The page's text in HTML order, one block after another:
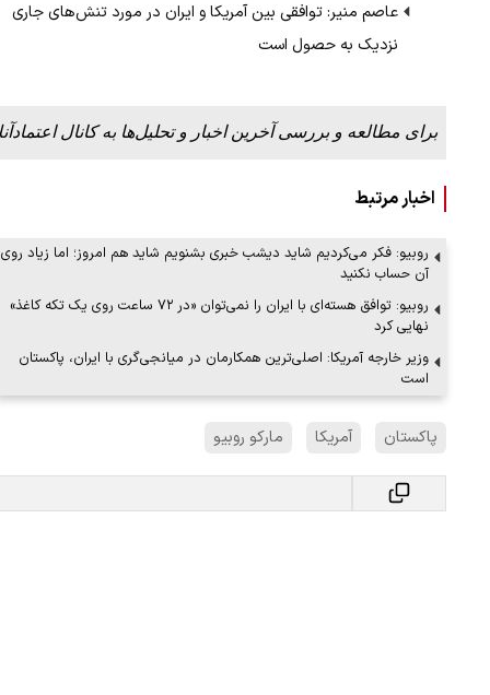
عاصم منیر: توافقی بین آمریکا و ایران در مورد تنش‌های جاری
نزدیک به حصول است
برای مطالعه و بررسی آخرین اخبار و تحلیل‌ها به کانال
اخبار مرتبط
روبیو: فکر می‌کردیم شاید دیشب خبری بشنویم شاید هم امروز؛ اما زیاد روی
آن حساب نکنید
روبیو: توافق هسته‌ای با ایران را نمی‌توان «در ۷۲ ساعت روی یک تکه کاغذ»
نهایی کرد
وزیر خارجه آمریکا: اصلی‌ترین همکارمان در میانجی‌گری با ایران، پاکستان
است
پاکستان آمریکا مارکو روبیو